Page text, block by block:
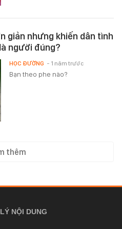
giản nhưng khiến dân tình
người đúng?
Bạn theo phe nào?
HỌC ĐƯỜNG - 1 năm trước
thêm
NỘI DUNG